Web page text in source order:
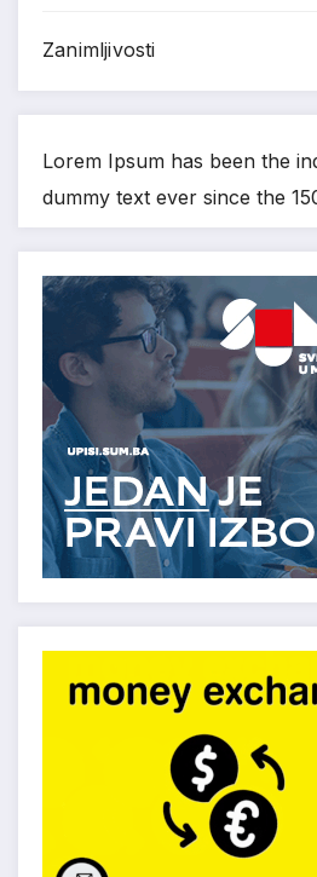
Zanimljivosti
Lorem Ipsum has been the
dummy text ever since the